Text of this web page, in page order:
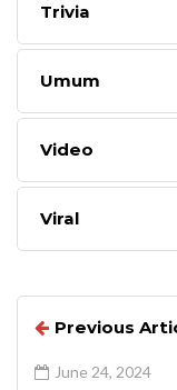
Trivia
Umum
Video
Viral
Previous
June 24, 2024